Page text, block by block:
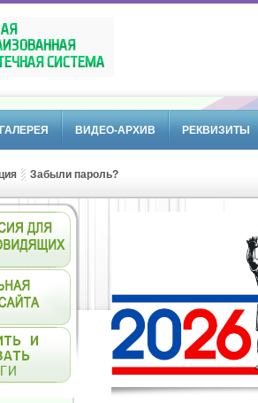
ВИДЕО-АРХИВ РЕКВИЗИТЫ
Забыли пароль?